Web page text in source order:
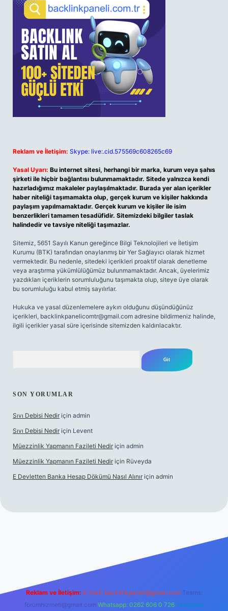
Reklam ve İletişim: Skype: live:.cid.575569c608265c69
Yasal Uyarı: Bu internet sitesi, herhangi bir marka, kurum veya şahıs
şirketi ile hiçbir bağlantısı bulunmamaktadır. Sitede yalnızca kendi
hazırladığımız makaleler paylaşılmaktadır. Burada yer alan içerikler
haber niteliği taşımamakta olup, gerçek kurum ve kişiler hakkında
paylaşım yapılmamaktadır. Gerçek kurum ve kişiler ile isim
benzerlikleri tamamen tesadüfidir. Sitemizdeki bilgiler taslak
halindedir ve tavsiye niteliği taşımazlar.
Sitemiz, 5651 Sayılı Kanun gereğince Bilgi Teknolojileri ve İletişim
Kurumu (BTK) tarafından onaylanmış bir Yer Sağlayıcı olarak hizmet
vermektedir. Bu nedenle, sitedeki içerikleri proaktif olarak denetleme
veya araştırma yükümlülüğümüz bulunmamaktadır. Ancak, üyelerimiz
yazdıkları içeriklerin sorumluluğunu taşımakta olup, siteye üye olarak
bu sorumluluğu kabul etmiş sayılırlar.
Hukuka ve yasal düzenlemelere aykırı olduğunu düşündüğünüz
içerikleri, backlinkpanelicomtr@gmail.com adresine bildirmeniz halinde,
ilgili içerikler yasal süre içerisinde sitemizden kaldırılacaktır.
SON YORUMLAR
Sıvı Debisi Nedir için admin
Sıvı Debisi Nedir için Levent
Müezzinlik Yapmanın Fazileti Nedir için admin
Müezzinlik Yapmanın Fazileti Nedir için Rüveyda
E Devletten Banka Hesap Dökümü Nasıl Alınır için admin
Reklam ve İletişim: E-mail: backlinkpaneli@gmail.com Teams:
forumhizmeti@gmail.com Whatsapp: 0262 606 0 726 Telegram: